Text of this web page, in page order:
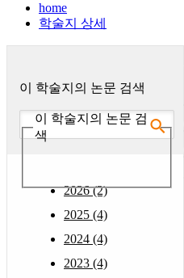
home
학술지 상세
이 학술지의 논문 검색
이 학술지의 논문 검
색
2026 (2)
2025 (4)
2024 (4)
2023 (4)